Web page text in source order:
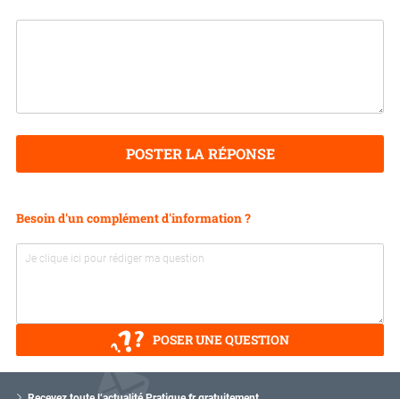
POSTER LA RÉPONSE
Besoin d'un complément d'information ?
POSER UNE QUESTION